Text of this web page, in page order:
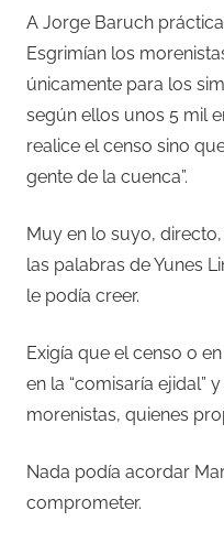
A Jorge Baruch
Esgrimían los
únicamente para los
según ellos unos 5 mil
realice el censo sino
gente de la cuenca”.
Muy en lo suyo,
las palabras de Yunes
le podía creer.
Exigía que el censo o
en la “comisaría ejidal”
morenistas, quienes
Nada podía acordar
comprometer.